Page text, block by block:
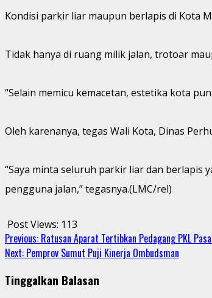
Kondisi parkir liar maupun berlapis di Kota
Tidak hanya di ruang milik jalan, trotoar
“Selain memicu kemacetan, estetika kota
Oleh karenanya, tegas Wali Kota, Dinas
“Saya minta seluruh parkir liar dan berlapis
pengguna jalan,” tegasnya.(LMC/rel)
Post Views: 113
Continue
Reading
Previous: Ratusan Aparat Tertibkan Pedagang PKL
Next: Pemprov Sumut Puji Kinerja Ombudsman
Tinggalkan Balasan